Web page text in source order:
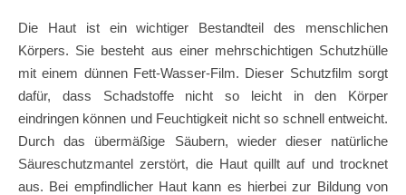
Die Haut ist ein wichtiger Bestandteil des menschlichen
Körpers. Sie besteht aus einer mehrschichtigen Schutzhülle
mit einem dünnen Fett-Wasser-Film. Dieser Schutzfilm sorgt
dafür, dass Schadstoffe nicht so leicht in den Körper
eindringen können und Feuchtigkeit nicht so schnell entweicht.
Durch das übermäßige Säubern, wieder dieser natürliche
Säureschutzmantel zerstört, die Haut quillt auf und trocknet
aus. Bei empfindlicher Haut kann es hierbei zur Bildung von